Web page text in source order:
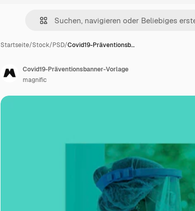
Startseite/Stock/PSD/Covid19-Präventionsb…
Covid19-Präventionsbanner-Vorlage
magnific